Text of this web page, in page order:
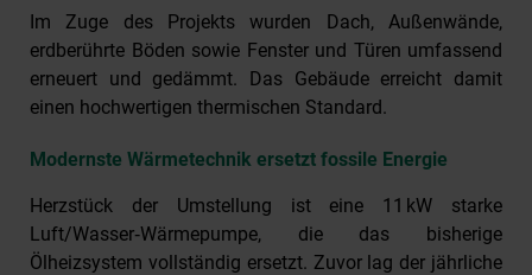
Im Zuge des Projekts wurden Dach, Außenwände,
erdberührte Böden sowie Fenster und Türen umfassend
erneuert und gedämmt. Das Gebäude erreicht damit
einen hochwertigen thermischen Standard.
Modernste Wärmetechnik ersetzt fossile Energie
Herzstück der Umstellung ist eine 11 kW starke
Luft/Wasser‑Wärmepumpe, die das bisherige
Ölheizsystem vollständig ersetzt. Zuvor lag der jährliche